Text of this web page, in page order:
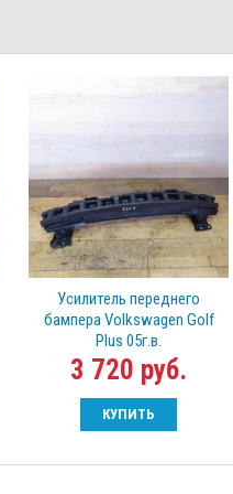
Усилитель переднего
бампера Volkswagen Golf
Plus 05г.в.
3 720 руб.
КУПИТЬ